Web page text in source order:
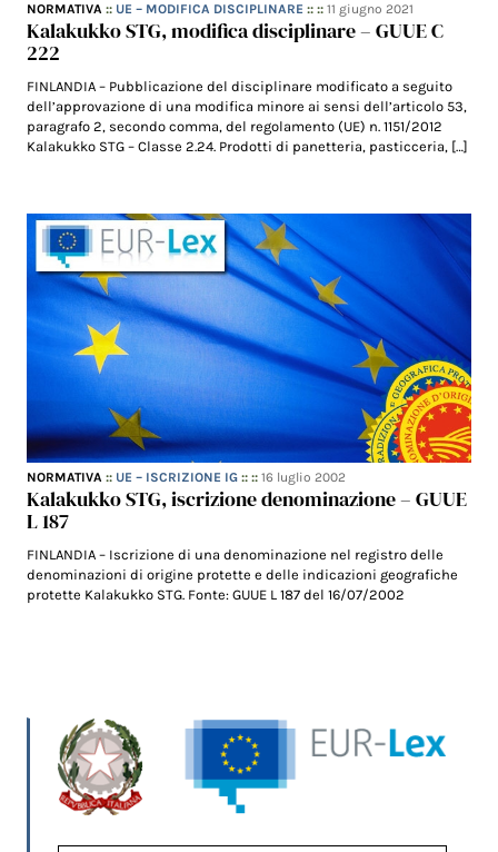
NORMATIVA :: UE – MODIFICA DISCIPLINARE :: ::11 giugno 2021
Kalakukko STG, modifica disciplinare – GUUE C
222
FINLANDIA – Pubblicazione del disciplinare modificato a seguito
dell’approvazione di una modifica minore ai sensi dell’articolo 53,
paragrafo 2, secondo comma, del regolamento (UE) n. 1151/2012
Kalakukko STG – Classe 2.24. Prodotti di panetteria, pasticceria, […]
NORMATIVA :: UE – ISCRIZIONE IG :: ::16 luglio 2002
Kalakukko STG, iscrizione denominazione – GUUE
L 187
FINLANDIA – Iscrizione di una denominazione nel registro delle
denominazioni di origine protette e delle indicazioni geografiche
protette Kalakukko STG. Fonte: GUUE L 187 del 16/07/2002